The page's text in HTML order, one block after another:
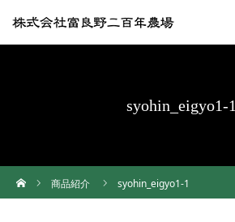
syohin_eigyo1-1
商品紹介
syohin_eigyo1-1